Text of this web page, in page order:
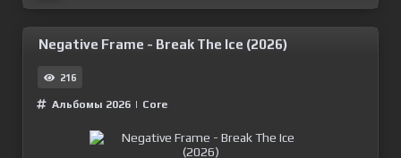
Negative Frame - Break The Ice (2026)
216
Альбомы 2026 | Сore